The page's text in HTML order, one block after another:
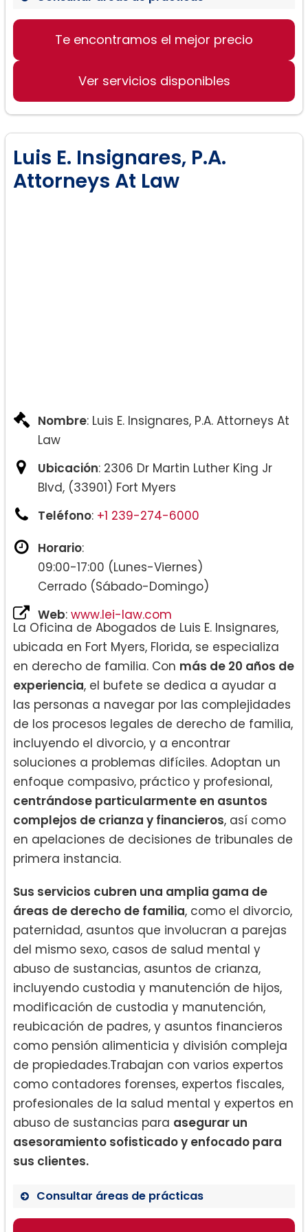
Derecho de Familia (Divorcio,
Hijos, Pensión Alimenticia)
Lesiones Personales (Resbalones y
Te encontramos el mejor precio
Ver servicios disponibles
Luis E. Insignares, P.A.
Attorneys At Law
Nombre: Luis E. Insignares, P.A. Attorneys At
Law
Ubicación: 2306 Dr Martin Luther King Jr
Blvd, (33901) Fort Myers
Teléfono: +1 239-274-6000
Horario:
09:00-17:00 (Lunes-Viernes)
Cerrado (Sábado-Domingo)
Web: www.lei-law.com
La Oficina de Abogados de Luis E. Insignares,
ubicada en Fort Myers, Florida, se especializa
en derecho de familia. Con más de 20 años de
experiencia, el bufete se dedica a ayudar a
las personas a navegar por las complejidades
de los procesos legales de derecho de familia,
incluyendo el divorcio, y a encontrar
soluciones a problemas difíciles. Adoptan un
enfoque compasivo, práctico y profesional,
centrándose particularmente en asuntos
complejos de crianza y financieros, así como
en apelaciones de decisiones de tribunales de
primera instancia.
Sus servicios cubren una amplia gama de
áreas de derecho de familia, como el divorcio,
paternidad, asuntos que involucran a parejas
del mismo sexo, casos de salud mental y
abuso de sustancias, asuntos de crianza,
incluyendo custodia y manutención de hijos,
modificación de custodia y manutención,
reubicación de padres, y asuntos financieros
como pensión alimenticia y división compleja
de propiedades.Trabajan con varios expertos
como contadores forenses, expertos fiscales,
profesionales de la salud mental y expertos en
abuso de sustancias para asegurar un
asesoramiento sofisticado y enfocado para
sus clientes.
Consultar áreas de prácticas